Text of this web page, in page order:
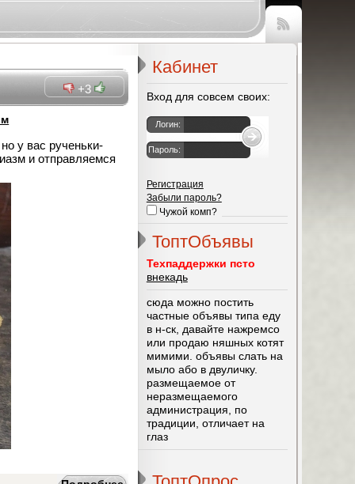
Чтение
+3
у вас рученьки-
и отправляемся
Кабинет
Вход для совсем своих:
Логин:
Пароль:
Регистрация
Забыли пароль?
Чужой комп?
ТоптОбъявы
Техпаддержки псто
внекадь
сюда можно постить
частные объявы типа еду
в н-ск, давайте нажремсо
или продаю няшных котят
мимими. объявы слать на
мыло або в двуличку.
размещаемое от
неразмещаемого
администрация, по
традиции, отличает на
глаз